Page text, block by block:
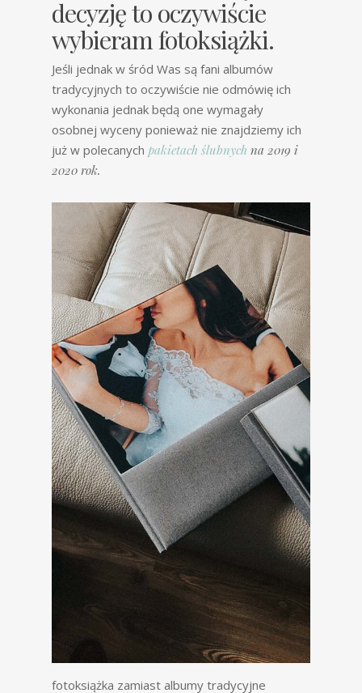
decyzję to oczywiście
wybieram fotoksiążki.
Jeśli jednak w śród Was są fani albumów
tradycyjnych to oczywiście nie odmówię ich
wykonania jednak będą one wymagały
osobnej wyceny ponieważ nie znajdziemy ich
już w polecanych pakietach ślubnych na 2019 i
2020 rok.
fotoksiążka zamiast albumy tradycyjne